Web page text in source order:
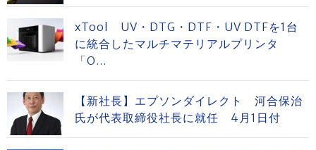
xTool UV・DTG・DTF・UV DTFを1台
に統合したマルチマテリアルプリンタ
「O...
【新社長】エプソンダイレクト 河合保治
氏が代表取締役社長に就任 4月1日付